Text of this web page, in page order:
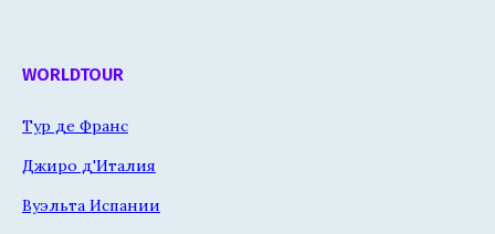
WORLDTOUR
Тур де Франс
Джиро д'Италия
Вуэльта Испании